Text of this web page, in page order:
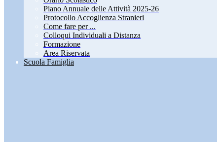
Piano Annuale delle Attività 2025-26
Protocollo Accoglienza Stranieri
Come fare per ...
Colloqui Individuali a Distanza
Formazione
Area Riservata
Scuola Famiglia